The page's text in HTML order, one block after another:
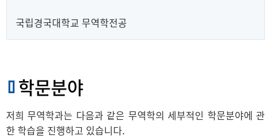
국립경국대학교 무역학전공
학문분야
저희 무역학과는 다음과 같은 무역학의 세부적인 학문분야에 관
한 학습을 진행하고 있습니다.